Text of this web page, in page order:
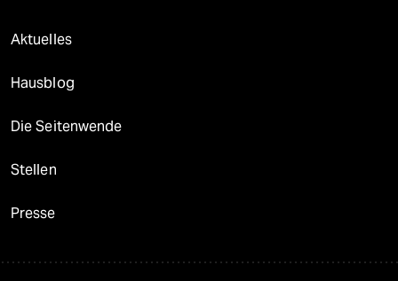
Aktuelles
Hausblog
Die Seitenwende
Stellen
Presse